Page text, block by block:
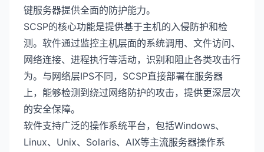
键服务器提供全面的防护能力。
SCSP的核心功能是提供基于主机的入侵防护和检
测。软件通过监控主机层面的系统调用、文件访问、
网络连接、进程执行等活动，识别和阻止各类攻击行
为。与网络层IPS不同，SCSP直接部署在服务器
上，能够检测到绕过网络防护的攻击，提供更深层次
的安全保障。
软件支持广泛的操作系统平台，包括Windows、
Linux、Unix、Solaris、AIX等主流服务器操作系